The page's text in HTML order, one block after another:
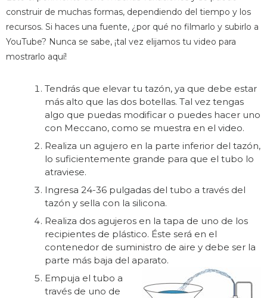
construir de muchas formas, dependiendo del tiempo y los
recursos. Si haces una fuente, ¿por qué no filmarlo y subirlo a
YouTube? Nunca se sabe, ¡tal vez elijamos tu video para
mostrarlo aquí!
Tendrás que elevar tu tazón, ya que debe estar
más alto que las dos botellas. Tal vez tengas
algo que puedas modificar o puedes hacer uno
con Meccano, como se muestra en el video.
Realiza un agujero en la parte inferior del tazón,
lo suficientemente grande para que el tubo lo
atraviese.
Ingresa 24-36 pulgadas del tubo a través del
tazón y sella con la silicona.
Realiza dos agujeros en la tapa de uno de los
recipientes de plástico. Éste será en el
contenedor de suministro de aire y debe ser la
parte más baja del aparato.
Empuja el tubo a
través de uno de